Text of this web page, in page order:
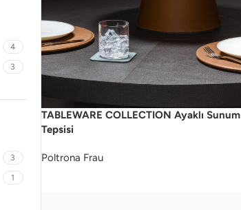
4
3
3
1
TABLEWARE COLLECTION Ayaklı Sunum
Tepsisi
Poltrona Frau